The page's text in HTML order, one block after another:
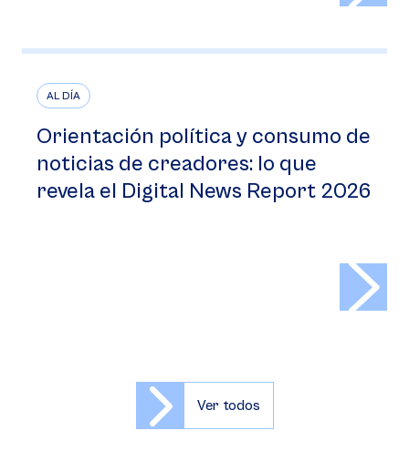
AL DÍA
Orientación política y consumo de
noticias de creadores: lo que
revela el Digital News Report 2026
Ver todos